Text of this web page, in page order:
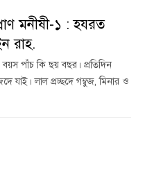
মনীষী-১ : হযরত
রাহ.
পাঁচ কি ছয় বছর। প্রতিদিন
যাই। লাল প্রচ্ছদে গম্বুজ, মিনার ও